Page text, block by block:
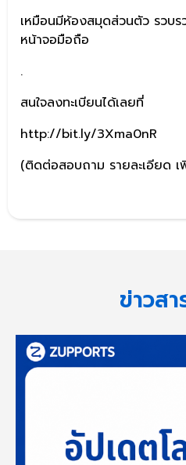
เหมือนมีห้องสมุดส่วนตัว รวบ
หน้าจอมือถือ
.
สนใจลงทะเบียนได้เลยที่
http://bit.ly/3Xma0nR
(ติดต่อสอบถาม รายละเอียด เ
ข่าวส